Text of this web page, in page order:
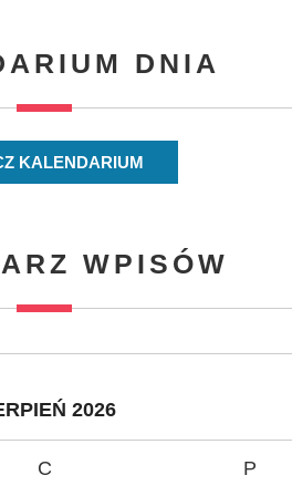
DNIA
KALENDARIUM
WPISÓW
2026
C P